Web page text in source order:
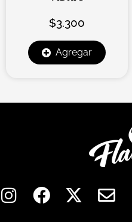
$3.300
Agregar
n
a
-
n